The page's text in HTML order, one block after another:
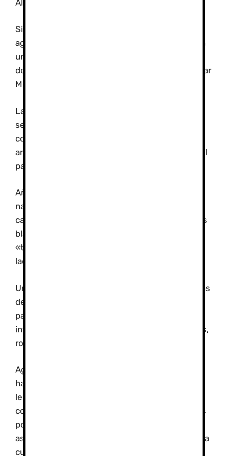
Almería.
Situada entre ambas provincias, La Alpujarra
aglutina a 46 municipios vertebrados en torno a
una serie de valles y barrancos que descienden
desde las cumbres de Sierra Nevada hasta el mar
Mediterráneo.
La declaración aprobada este jueves por los
senadores destaca que se trata de un territorio
con unos perfiles geomorfológicos propios al
amparo de una reserva de la biosfera como es el
parque natural de Sierra Nevada.
Añade que en él se mezclan los bosques
naturales de encinas milenarias, pinos y
castaños, con valles surcados por ríos y pueblos
blancos, con sus características chimeneas y
«terraos», suspendidos de las «imposibles
laderas» de Sierra Nevada.
Un espacio, continúa la declaración, que, además
de una enorme belleza natural, atesora un gran
patrimonio histórico y cultural fruto de la
influencia de pobladores como los íberos, celtas,
romanos, visigodos, musulmanes y moriscos.
Agrega que gracias al esfuerzo de sus
habitantes, «verdaderos artífices de este
legado», La Alpujarra sigue conservando las
costumbres, tradiciones y formas de vida de los
pobladores que a lo largo de los siglos fueron
asentándose en la comarca, especialmente de la
cultura morisca que le otorgó una identidad